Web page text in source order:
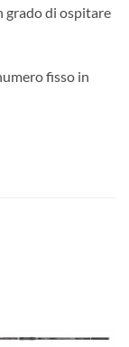
grado di ospitare
fisso in